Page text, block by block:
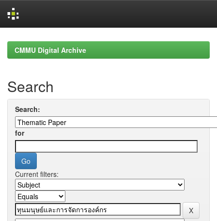
navigationCMMU Digital Archive
Search
Search:
for
Current filters: